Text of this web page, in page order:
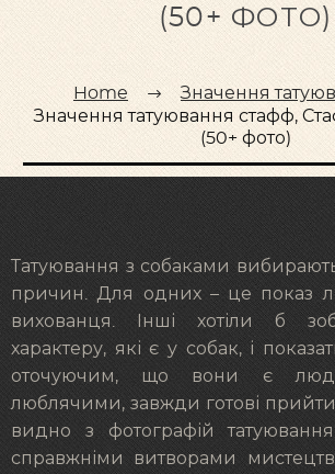
(50+ ФОТО)
Home
Значення
Значення татуювання стафф,
(50+ фото)
Татуювання з собаками
причин. Для одних – це показ
вихованця. Інші хотіли б
характеру, які є у собак, і
оточуючим, що вони є
люблячими, завжди готові
видно з фотографій
справжніми витворами